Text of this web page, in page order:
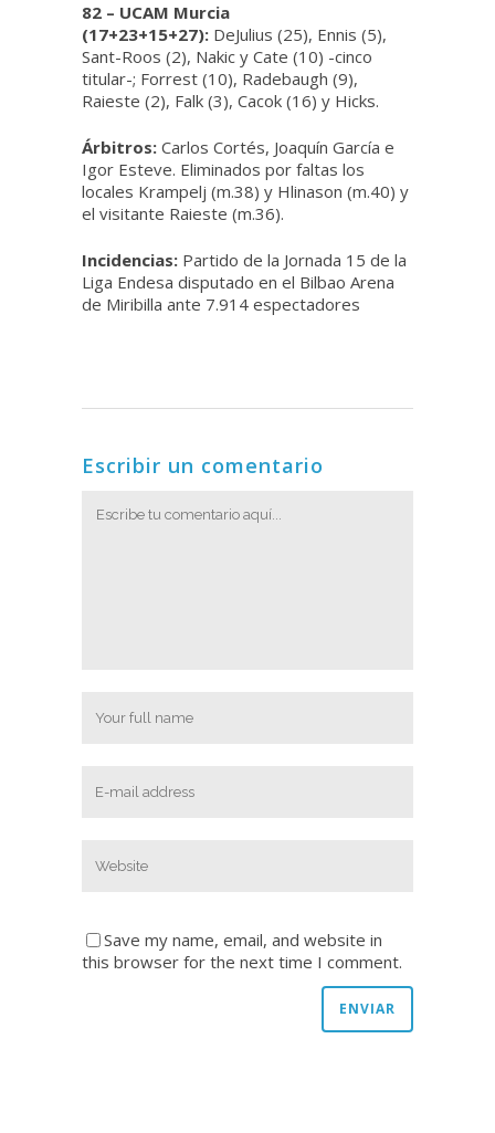
82 – UCAM Murcia
(17+23+15+27): DeJulius (25), Ennis (5),
Sant-Roos (2), Nakic y Cate (10) -cinco
titular-; Forrest (10), Radebaugh (9),
Raieste (2), Falk (3), Cacok (16) y Hicks.
Árbitros: Carlos Cortés, Joaquín García e
Igor Esteve. Eliminados por faltas los
locales Krampelj (m.38) y Hlinason (m.40) y
el visitante Raieste (m.36).
Incidencias: Partido de la Jornada 15 de la
Liga Endesa disputado en el Bilbao Arena
de Miribilla ante 7.914 espectadores
Escribir un comentario
Save my name, email, and website in
this browser for the next time I comment.